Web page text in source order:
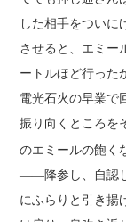
した相手をついに
させると、エミー
ートルほど行っ
電光石火の早業で
振り向くところ
のエミールの飽く
――降参し、自認
にふらりと引き